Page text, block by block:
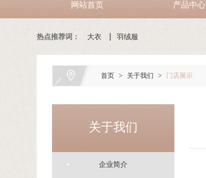
网站首页 产品中心
热点推荐词： 大衣 羽绒服
首页 > 关于我们 > 门店展示
关于我们
企业简介